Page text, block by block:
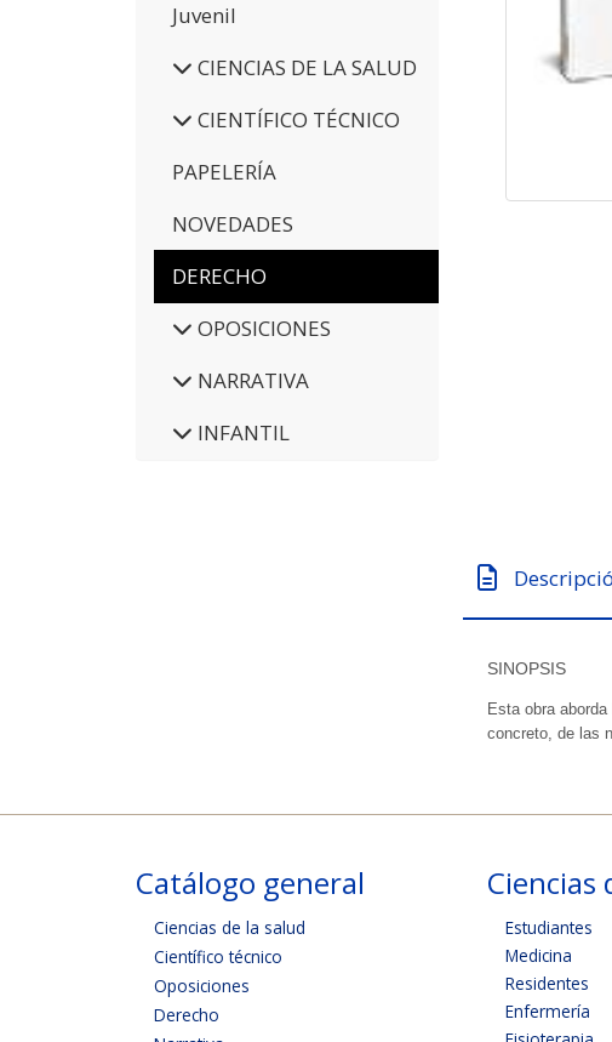
Juvenil
CIENCIAS DE LA SALUD
CIENTÍFICO TÉCNICO
PAPELERÍA
NOVEDADES
DERECHO
OPOSICIONES
NARRATIVA
INFANTIL
SINOPSIS
Esta obra
concreto, de las
Catálogo general
Ciencias de la salud
Científico técnico
Oposiciones
Derecho
Ciencias
Estudiantes
Medicina
Residentes
Enfermería